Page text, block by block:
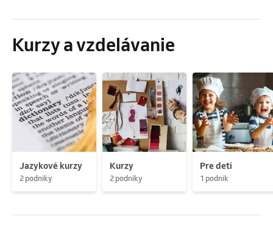
Kurzy a vzdelávanie
Jazykové kurzy
2 podniky
Kurzy
2 podniky
Pre deti
1 podnik